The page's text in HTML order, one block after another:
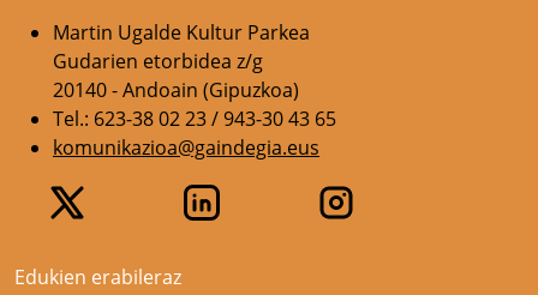
Martin Ugalde Kultur Parkea
Gudarien etorbidea z/g
20140 - Andoain (Gipuzkoa)
Tel.: 623-38 02 23 / 943-30 43 65
komunikazioa@gaindegia.eus
Edukien erabileraz